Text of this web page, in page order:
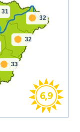
31
33
32
32
6,9